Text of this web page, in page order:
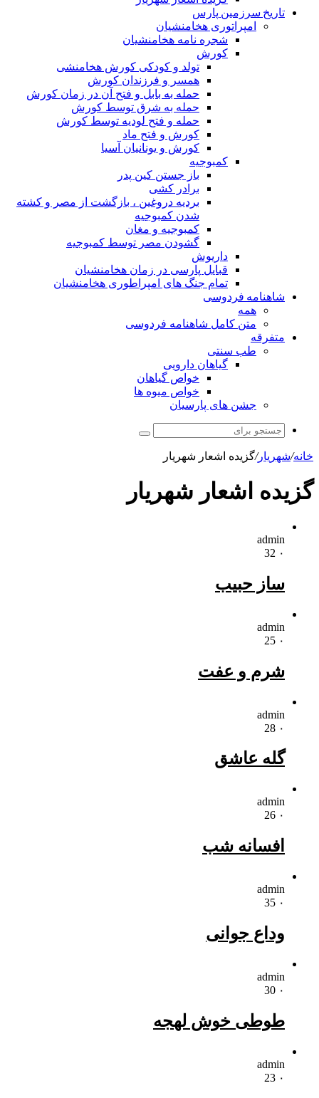
تاریخ سرزمین پارس
امپراتوری هخامنشیان
شجره نامه هخامنشیان
کورش
تولد و کودکی کورش هخامنشی
همسر و فرزندان کورش
حمله به بابل و فتح آن در زمان کورش
حمله به شرق توسط کورش
حمله و فتح لودیه توسط کورش
کورش و فتح ماد
کورش و یونانیان آسیا
کمبوجیه
باز جستن کین پدر
برادر کشی
بردیه دروغین ، بازگشت از مصر و کشته
شدن کمبوجیه
کمبوجیه و مغان
گشودن مصر توسط کمبوجیه
داریوش
قبایل پارسی در زمان هخامنشیان
تمام جنگ های امپراطوری هخامنشیان
شاهنامه فردوسی
همه
متن کامل شاهنامه فردوسی
متفرقه
طب سنتی
گیاهان دارویی
خواص گیاهان
خواص میوه ها
جشن های پارسیان
جستجو
خانه/شهریار/گزیده اشعار شهریار
گزیده اشعار شهریار
admin
۰
ساز حبیب
admin
۰
شرم و عفت
admin
۰
گله عاشق
admin
۰
افسانه شب
admin
۰
وداع جوانی
admin
۰
طوطی خوش لهجه
admin
۰